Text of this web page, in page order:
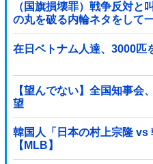
（国旗損壊罪）戦争反対と
の丸を破る内輪ネタをして
在日ベトナム人達、3000匹
【望んでない】全国知事会
望
韓国人「日本の村上宗隆 vs
【MLB】